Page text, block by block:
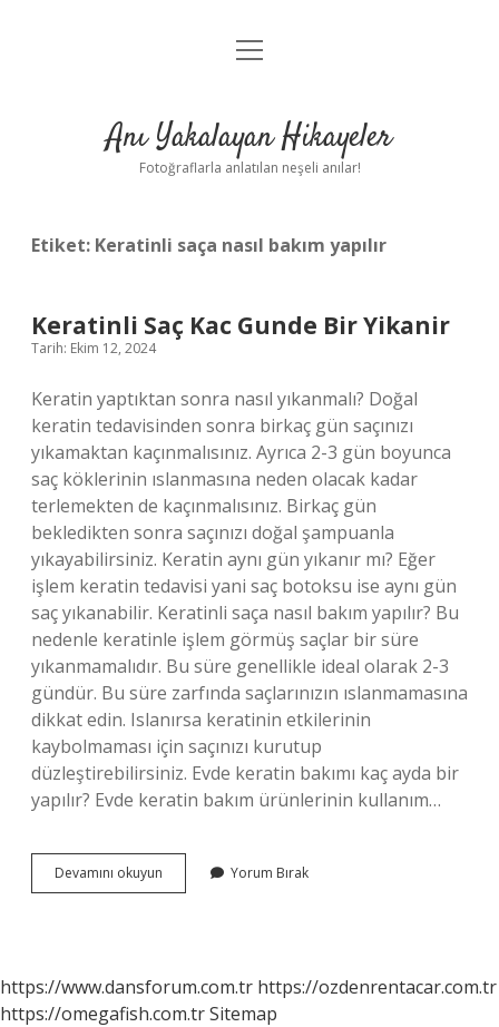
Anasayfa
Yasal Uyarı
menüyü
Anı Yakalayan Hikayeler
Fotoğraflarla anlatılan neşeli anılar!
Etiket: Keratinli saça nasıl bakım yapılır
Keratinli Saç Kac Gunde Bir Yikanir
Tarih: Ekim 12, 2024
Keratin yaptıktan sonra nasıl yıkanmalı? Doğal
keratin tedavisinden sonra birkaç gün saçınızı
yıkamaktan kaçınmalısınız. Ayrıca 2-3 gün boyunca
saç köklerinin ıslanmasına neden olacak kadar
terlemekten de kaçınmalısınız. Birkaç gün
bekledikten sonra saçınızı doğal şampuanla
yıkayabilirsiniz. Keratin aynı gün yıkanır mı? Eğer
işlem keratin tedavisi yani saç botoksu ise aynı gün
saç yıkanabilir. Keratinli saça nasıl bakım yapılır? Bu
nedenle keratinle işlem görmüş saçlar bir süre
yıkanmamalıdır. Bu süre genellikle ideal olarak 2-3
gündür. Bu süre zarfında saçlarınızın ıslanmamasına
dikkat edin. Islanırsa keratinin etkilerinin
kaybolmaması için saçınızı kurutup
düzleştirebilirsiniz. Evde keratin bakımı kaç ayda bir
yapılır? Evde keratin bakım ürünlerinin kullanım…
Devamını okuyun Keratinli
Saç
Yorum Bırak
https://www.dansforum.com.tr https://ozdenrentacar.com.tr
https://omegafish.com.trSitemap